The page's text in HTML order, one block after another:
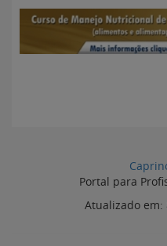
Portal para
Atualizado em: